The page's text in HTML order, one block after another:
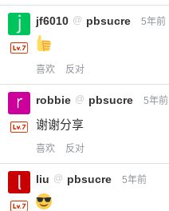
jf6010 @ pbsucre 5年前
喜欢 反对
robbie @ pbsucre 5年前
谢谢分享
喜欢 反对
liu @ pbsucre 5年前